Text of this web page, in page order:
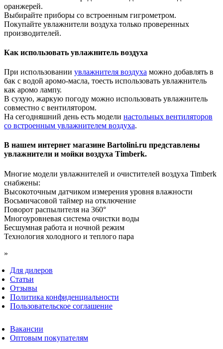
оранжерей.
Выбирайте приборы со встроенным гигрометром.
Покупайте увлажнители воздуха только проверенных
производителей.
Как использовать увлажнитель воздуха
При использовании увлажнителя воздуха можно добавлять в
бак с водой аромо-масла, тоесть использовать увлажнитель
как аромо лампу.
В сухую, жаркую погоду можно использовать увлажнитель
совместно с вентилятором.
На сегодняшний день есть модели настольных вентиляторов
со встроенным увлажнителем воздуха.
В нашем интернет магазине Bartolini.ru представлены
увлажнители и мойки воздуха Timberk.
Многие модели увлажнителей и очистителей воздуха Timberk
снабжены:
Высокоточным датчиком измерения уровня влажности
Восьмичасовой таймер на отключение
Поворот распылителя на 360°
Многоуровневая система очистки воды
Бесшумная работа и ночной режим
Технология холодного и теплого пара
»
Для дилеров
Статьи
Отзывы
Политика конфиденциальности
Пользовательское соглашение
Вакансии
Оптовым покупателям